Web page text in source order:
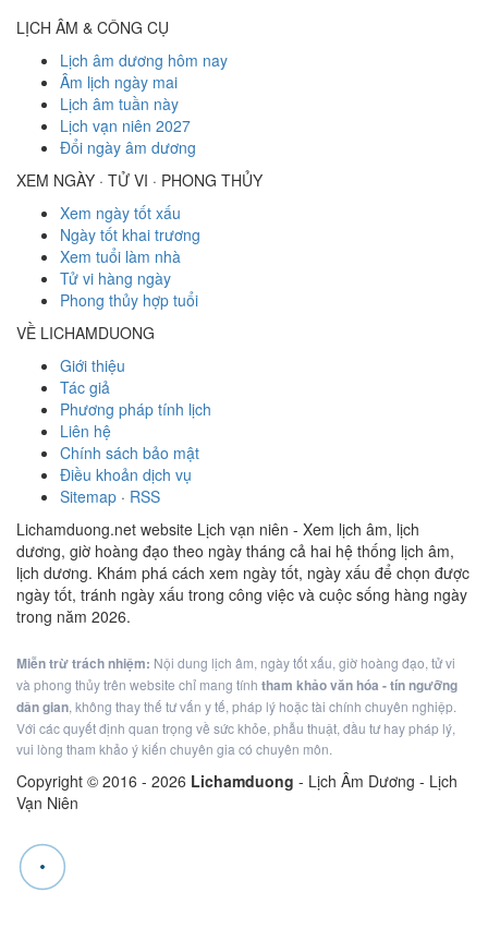
LỊCH ÂM & CÔNG CỤ
Lịch âm dương hôm nay
Âm lịch ngày mai
Lịch âm tuần này
Lịch vạn niên 2027
Đổi ngày âm dương
XEM NGÀY · TỬ VI · PHONG THỦY
Xem ngày tốt xấu
Ngày tốt khai trương
Xem tuổi làm nhà
Tử vi hàng ngày
Phong thủy hợp tuổi
VỀ LICHAMDUONG
Giới thiệu
Tác giả
Phương pháp tính lịch
Liên hệ
Chính sách bảo mật
Điều khoản dịch vụ
Sitemap · RSS
Lichamduong.net website Lịch vạn niên - Xem lịch âm, lịch
dương, giờ hoàng đạo theo ngày tháng cả hai hệ thống lịch âm,
lịch dương. Khám phá cách xem ngày tốt, ngày xấu để chọn được
ngày tốt, tránh ngày xấu trong công việc và cuộc sống hàng ngày
trong năm 2026.
Miễn trừ trách nhiệm: Nội dung lịch âm, ngày tốt xấu, giờ hoàng đạo, tử vi
và phong thủy trên website chỉ mang tính tham khảo văn hóa - tín ngưỡng
dân gian, không thay thế tư vấn y tế, pháp lý hoặc tài chính chuyên nghiệp.
Với các quyết định quan trọng về sức khỏe, phẫu thuật, đầu tư hay pháp lý,
vui lòng tham khảo ý kiến chuyên gia có chuyên môn.
Copyright © 2016 - 2026 Lichamduong - Lịch Âm Dương - Lịch
Vạn Niên